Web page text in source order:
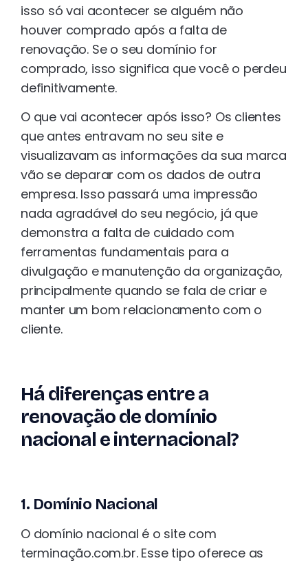
isso só vai acontecer se alguém não
houver comprado após a falta de
renovação. Se o seu domínio for
comprado, isso significa que você o perdeu
definitivamente.
O que vai acontecer após isso? Os clientes
que antes entravam no seu site e
visualizavam as informações da sua marca
vão se deparar com os dados de outra
empresa. Isso passará uma impressão
nada agradável do seu negócio, já que
demonstra a falta de cuidado com
ferramentas fundamentais para a
divulgação e manutenção da organização,
principalmente quando se fala de criar e
manter um bom relacionamento com o
cliente.
Há diferenças entre a
renovação de domínio
nacional e internacional?
1. Domínio Nacional
O domínio nacional é o site com
terminação.com.br. Esse tipo oferece as